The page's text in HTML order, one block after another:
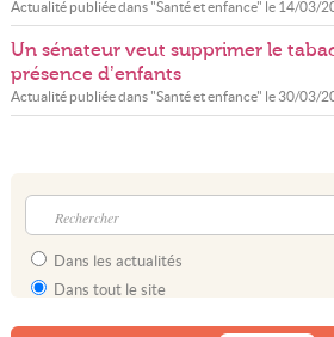
Actualité publiée dans "Santé et enfance" le 14/03/
Un sénateur veut supprimer le
présence d’enfants
Actualité publiée dans "Santé et enfance" le 30/03/
Dans les actualités
Dans tout le site